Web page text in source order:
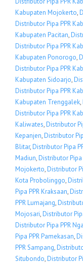
Kabupaten Mojokerto,
Distributor Pipa PPR
Kabupaten Pacitan,
Distributor Pipa PPR
Kabupaten Ponorogo,
Distributor Pipa PPR
Kabupaten Sidoarjo,
Distributor Pipa PPR
Kabupaten Trenggalek,
Distributor Pipa PPR
Kaliwates,Distributor
Kepanjen,Distributor
Blitar,Distributor Pipa
Madiun,Distributor Pipa
Mojokerto,Distributor
Kota Probolinggo,
Pipa PPR Kraksaan,
PPR Lumajang,
Mojosari,Distributor
Distributor Pipa PPR
Pipa PPR Pamekasan,
PPR Sampang,
Situbondo,Distributor